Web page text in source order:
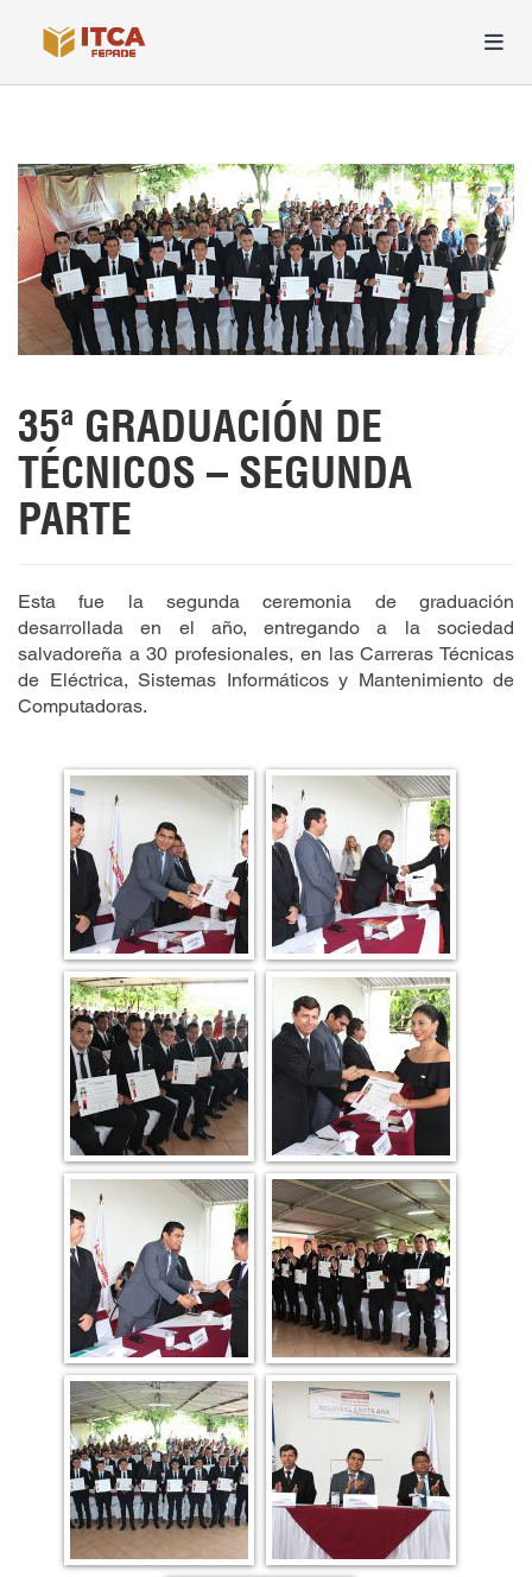
35ª GRADUACIÓN DE
TÉCNICOS – SEGUNDA
PARTE
Esta fue la segunda ceremonia de graduación
desarrollada en el año, entregando a la sociedad
salvadoreña a 30 profesionales, en las Carreras Técnicas
de Eléctrica, Sistemas Informáticos y Mantenimiento de
Computadoras.